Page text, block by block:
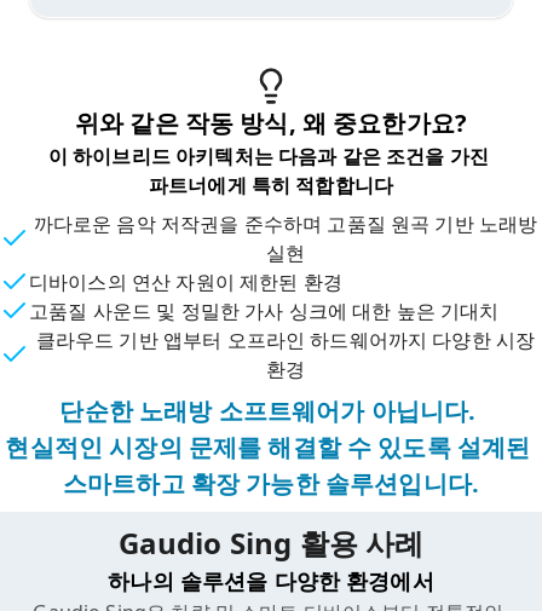
위와 같은 작동 방식, 왜 중요한가요?
이 하이브리드 아키텍처는 다음과 같은 조건을 가진
파트너에게 특히 적합합니다
까다로운 음악 저작권을 준수하며 고품질 원곡 기반 노래방
실현
디바이스의 연산 자원이 제한된 환경
고품질 사운드 및 정밀한 가사 싱크에 대한 높은 기대치
클라우드 기반 앱부터 오프라인 하드웨어까지 다양한 시장
환경
단순한 노래방 소프트웨어가 아닙니다.
현실적인 시장의 문제를 해결할 수 있도록 설계된
Gaudio Sing 활용 사례
하나의 솔루션을 다양한 환경에서